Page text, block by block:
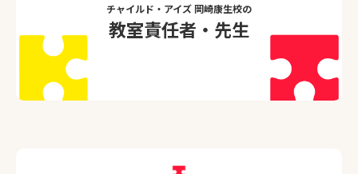
チャイルド・アイズ 岡崎康生校の
教室責任者・先生